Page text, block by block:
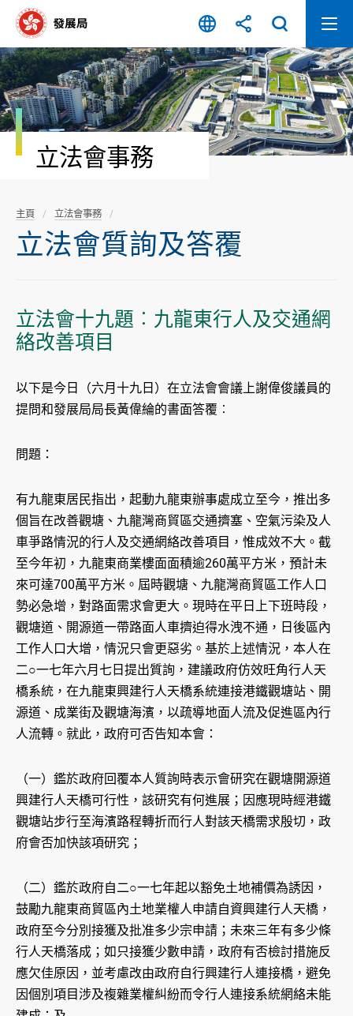
容
開
始
立法會事務
主頁 立法會事務
立法會質詢及答覆
立法會十九題︰九龍東行人及交通網
絡改善項目
以下是今日（六月十九日）在立法會會議上謝偉俊議員的
提問和發展局局長黃偉綸的書面答覆︰
問題：
有九龍東居民指出，起動九龍東辦事處成立至今，推出多
個旨在改善觀塘、九龍灣商貿區交通擠塞、空氣污染及人
車爭路情況的行人及交通網絡改善項目，惟成效不大。截
至今年初，九龍東商業樓面面積逾260萬平方米，預計未
來可達700萬平方米。屆時觀塘、九龍灣商貿區工作人口
勢必急增，對路面需求會更大。現時在平日上下班時段，
觀塘道、開源道一帶路面人車擠迫得水洩不通，日後區內
工作人口大增，情況只會更惡劣。基於上述情況，本人在
二○一七年六月七日提出質詢，建議政府仿效旺角行人天
橋系統，在九龍東興建行人天橋系統連接港鐵觀塘站、開
源道、成業街及觀塘海濱，以疏導地面人流及促進區內行
人流轉。就此，政府可否告知本會：
（一）鑑於政府回覆本人質詢時表示會研究在觀塘開源道
興建行人天橋可行性，該研究有何進展；因應現時經港鐵
觀塘站步行至海濱路程轉折而行人對該天橋需求殷切，政
府會否加快該項研究；
（二）鑑於政府自二○一七年起以豁免土地補價為誘因，
鼓勵九龍東商貿區內土地業權人申請自資興建行人天橋，
政府至今分別接獲及批准多少宗申請；未來三年有多少條
行人天橋落成；如只接獲少數申請，政府有否檢討措施反
應欠佳原因，並考慮改由政府自行興建行人連接橋，避免
因個別項目涉及複雜業權糾紛而令行人連接系統網絡未能